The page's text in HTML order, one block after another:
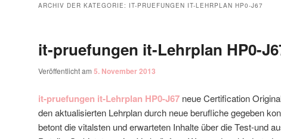
ARCHIV DER KATEGORIE: IT-PRUEFUNGEN IT-LEHRPLAN HP0-J67
it-pruefungen it-Lehrplan HP0-
Veröffentlicht am 5. November 2013
it-pruefungen it-Lehrplan HP0-J67 neue Certification
den aktualisierten Lehrplan durch neue berufliche gegeben
betont die vitalsten und erwarteten Inhalte über die Test-und